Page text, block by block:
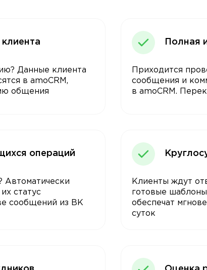
Данные клиента
в amoCRM,
общения
Полная
Приходится
сообщения и
в amoCRM.
операций
Автоматически
статус
сообщений из ВК
Клиенты ждут
готовые
обеспечат
суток